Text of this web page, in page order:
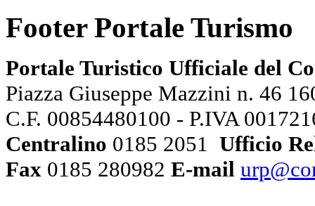
Footer Portale Turismo
Portale Turistico Ufficiale del
Piazza Giuseppe Mazzini n. 46
C.F. 00854480100 - P.IVA
Centralino 0185 2051 Ufficio
Fax 0185 280982 E-mail